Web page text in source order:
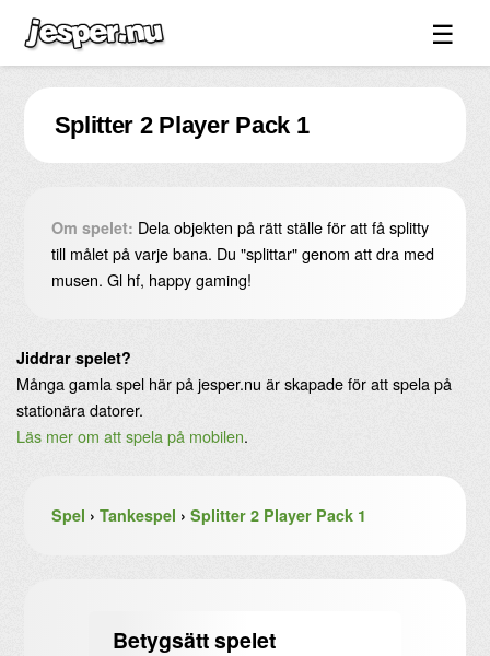
☰
Spel ↓
Bilder ↓
Forum ↓
Videos
Blandat ↓
Splitter 2 Player Pack 1
Om spelet: Dela objekten på rätt ställe för att få splitty
till målet på varje bana. Du "splittar" genom att dra med
musen. Gl hf, happy gaming!
Jiddrar spelet?
Många gamla spel här på jesper.nu är skapade för att spela på
stationära datorer.
Läs mer om att spela på mobilen.
Spel › Tankespel › Splitter 2 Player Pack 1
Betygsätt spelet